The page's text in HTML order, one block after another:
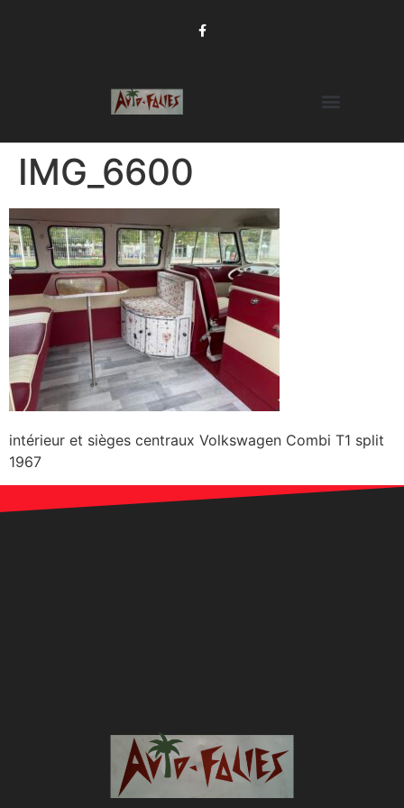
IMG_6600
intérieur et sièges centraux Volkswagen Combi T1 split
1967